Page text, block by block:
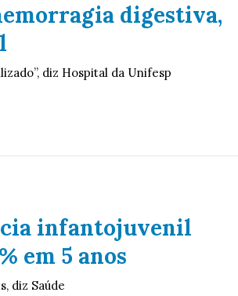
digestiva,
diz Hospital da Unifesp
infantojuvenil
em 5 anos
diz Saúde